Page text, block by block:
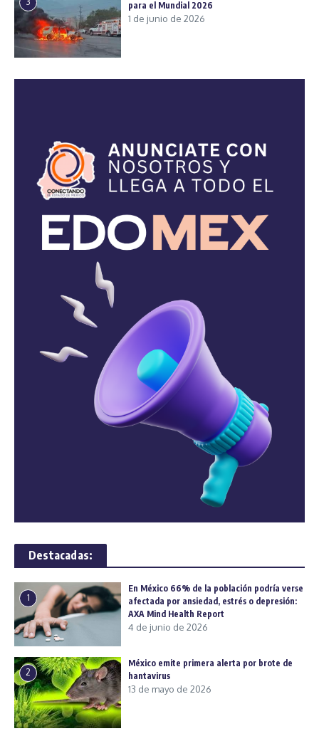
para el Mundial 2026
1 de junio de 2026
Destacadas:
1
En México 66% de la población podría verse
afectada por ansiedad, estrés o depresión:
AXA Mind Health Report
4 de junio de 2026
2
México emite primera alerta por brote de
hantavirus
13 de mayo de 2026